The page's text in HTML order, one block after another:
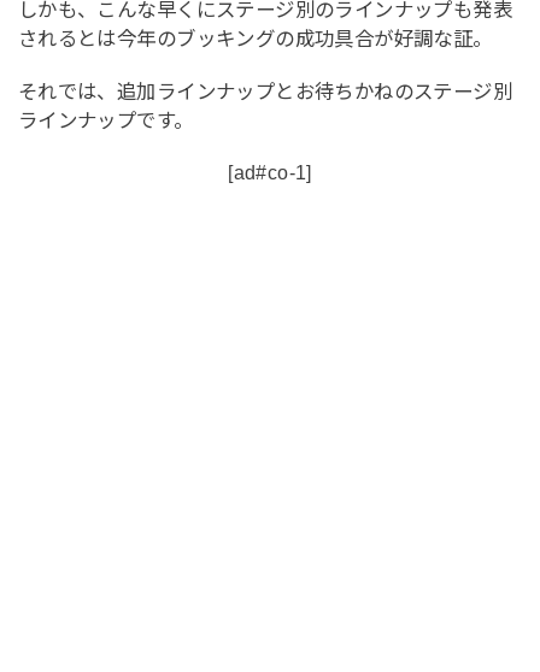
しかも、こんな早くにステージ別のラインナップも発表
されるとは今年のブッキングの成功具合が好調な証。
それでは、追加ラインナップとお待ちかねのステージ別
ラインナップです。
[ad#co-1]